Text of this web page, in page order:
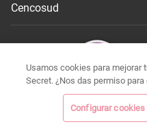
Cencosud
Todos los
Usamos cookies para mejorar
Secret. ¿Nos das permiso
Configurar cookies